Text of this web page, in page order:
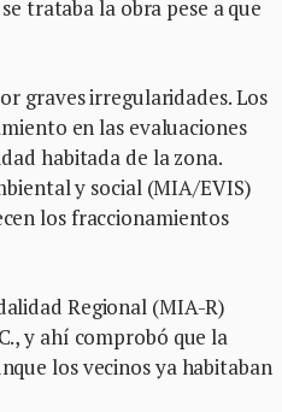
trataba la obra pese a que
graves irregularidades. Los
en las evaluaciones
habitada de la zona.
y social (MIA/EVIS)
los fraccionamientos
Regional (MIA-R)
y ahí comprobó que la
los vecinos ya habitaban